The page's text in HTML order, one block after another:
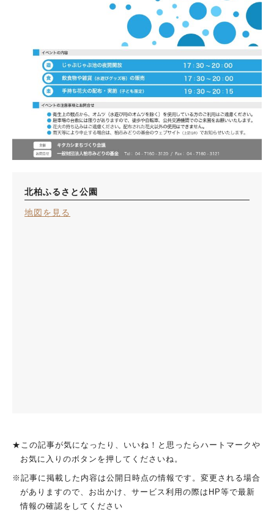
北柏ふるさと公園
地図を見る
★この記事が気になったり、いいね！と思ったらハートマークや
お気に入りのボタンを押してくださいね。
※記事に掲載した内容は公開日時点の情報です。変更される場合
がありますので、お出かけ、サービス利用の際はHP等で最新
情報の確認をしてください